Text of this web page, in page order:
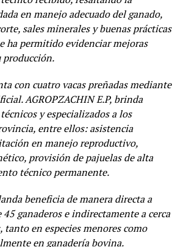
en manejo adecuado del ganado,
sales minerales y buenas prácticas
ha permitido evidenciar mejoras
producción.
con cuatro vacas preñadas mediante
AGROPZACHIN E.P, brinda
y especializados a los
entre ellos: asistencia
en manejo reproductivo,
provisión de pajuelas de alta
técnico permanente.
beneficia de manera directa a
ganaderos e indirectamente a cerca
tanto en especies menores como
en ganadería bovina.